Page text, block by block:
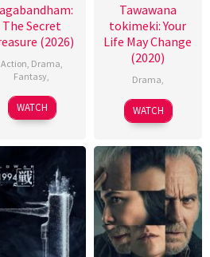
The Secret
(2026)
Action Drama
Fantasy
WATCH
Tawawana
tokimeki: Your
Life May Change
(2020)
Drama
WATCH